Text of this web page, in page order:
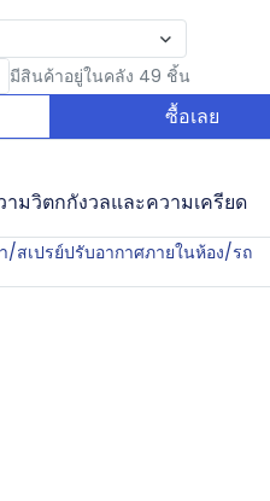
มีสินค้าอยู่ในคลัง 49 ชิ้น
ซื้อเลย
มวิตกกังวลและความเครียด
สเปรย์ปรับอากาศภายในห้อง/รถ